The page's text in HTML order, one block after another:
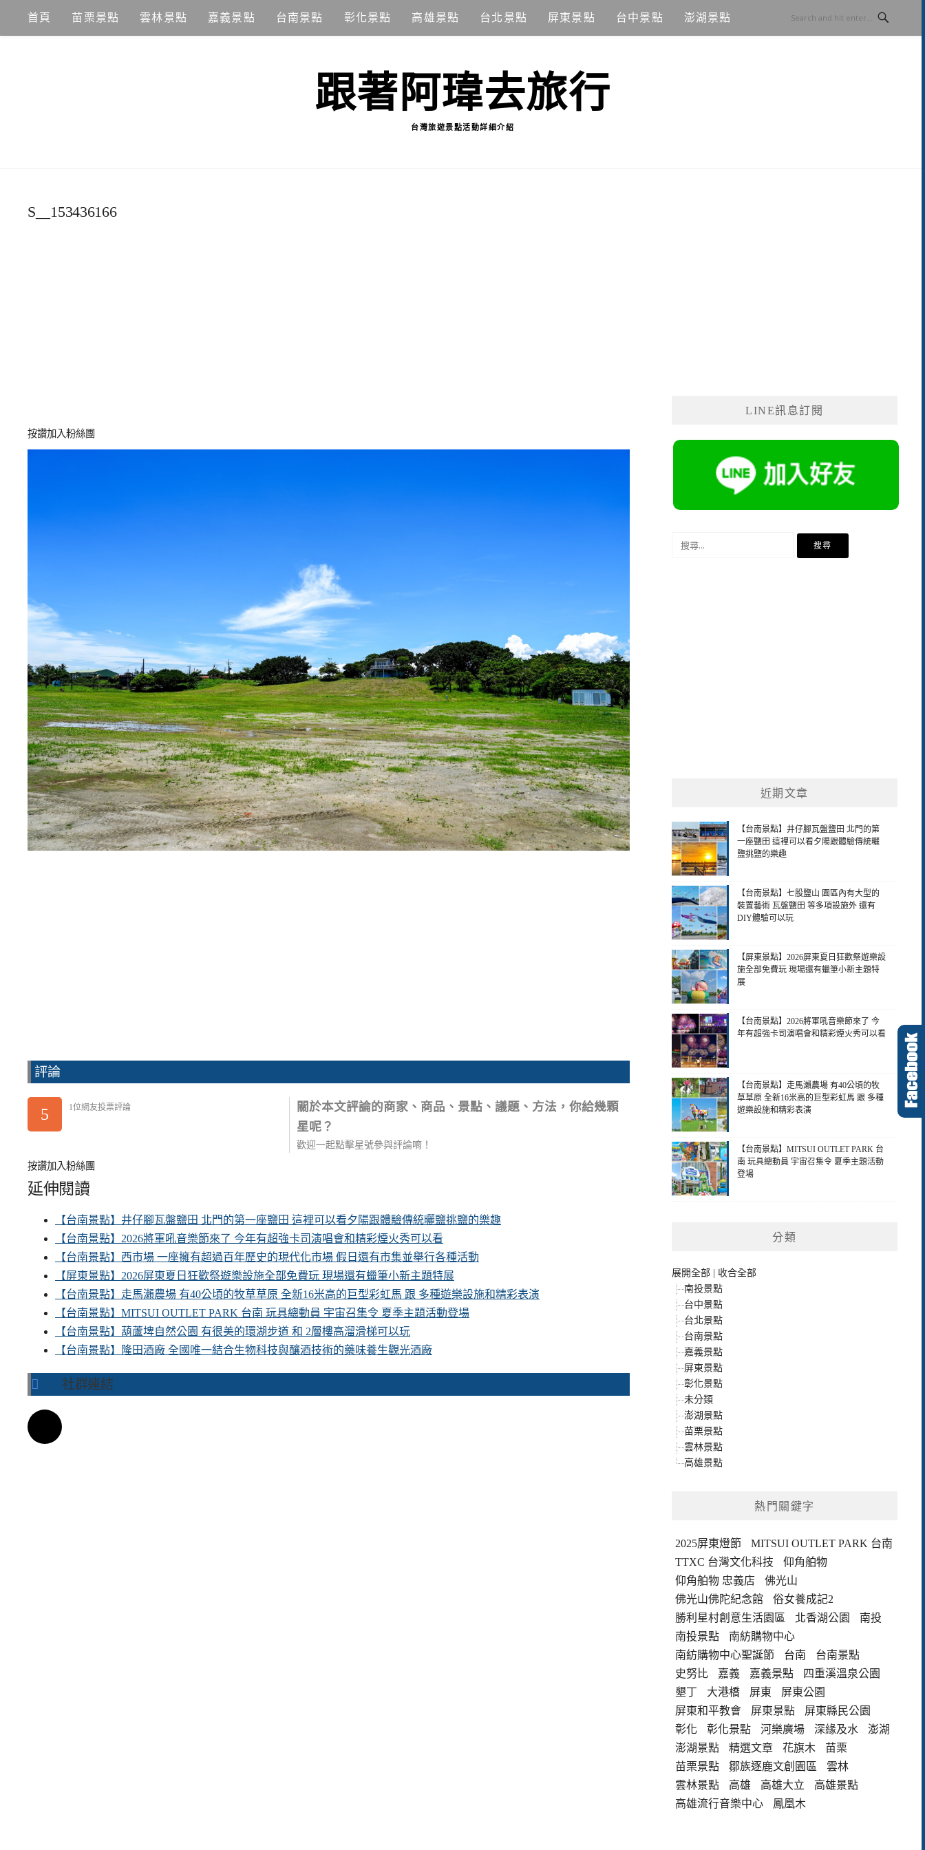
content
首頁 苗栗景點 雲林景點 嘉義景點 台南景點 彰化景點 高雄景點 台北景點 屏東景點 台中景點 澎湖景點
跟著阿瑋去旅行
台灣旅遊景點活動詳細介紹
S__153436166
按讚加入粉絲團
評論
5 1位網友投票評論
關於本文評論的商家、商品、景點、議題、方法，你給幾顆
星呢？
歡迎一起點擊星號參與評論唷！
按讚加入粉絲團
延伸閱讀
【台南景點】井仔腳瓦盤鹽田 北門的第一座鹽田 這裡可以看夕陽跟體驗傳統曬鹽挑鹽的樂趣
【台南景點】2026將軍吼音樂節來了 今年有超強卡司演唱會和精彩煙火秀可以看
【台南景點】西市場 一座擁有超過百年歷史的現代化市場 假日還有市集並舉行各種活動
【屏東景點】2026屏東夏日狂歡祭遊樂設施全部免費玩 現場還有蠟筆小新主題特展
【台南景點】走馬瀨農場 有40公頃的牧草草原 全新16米高的巨型彩虹馬 跟 多種遊樂設施和精彩表演
【台南景點】MITSUI OUTLET PARK 台南 玩具總動員 宇宙召集令 夏季主題活動登場
【台南景點】葫蘆埤自然公園 有很美的環湖步道 和 2層樓高溜滑梯可以玩
【台南景點】隆田酒廠 全國唯一結合生物科技與釀酒技術的藥味養生觀光酒廠
社群連結
LINE訊息訂閱
近期文章
【台南景點】井仔腳瓦盤鹽田 北門的第
一座鹽田 這裡可以看夕陽跟體驗傳統曬
鹽挑鹽的樂趣
【台南景點】七股鹽山 園區內有大型的
裝置藝術 瓦盤鹽田 等多項設施外 還有
DIY體驗可以玩
【屏東景點】2026屏東夏日狂歡祭遊樂設
施全部免費玩 現場還有蠟筆小新主題特
展
【台南景點】2026將軍吼音樂節來了 今
年有超強卡司演唱會和精彩煙火秀可以看
【台南景點】走馬瀨農場 有40公頃的牧
草草原 全新16米高的巨型彩虹馬 跟 多種
遊樂設施和精彩表演
【台南景點】MITSUI OUTLET PARK 台
南 玩具總動員 宇宙召集令 夏季主題活動
登場
分類
展開全部
收合全部
南投景點
台中景點
台北景點
台南景點
嘉義景點
屏東景點
彰化景點
未分類
澎湖景點
苗栗景點
雲林景點
高雄景點
熱門關鍵字
2025屏東燈節
MITSUI OUTLET PARK 台南
TTXC 台灣文化科技
仰角舶物
仰角舶物 忠義店
佛光山
佛光山佛陀紀念館
俗女養成記2
勝利星村創意生活園區
北香湖公園
南投
南投景點
南紡購物中心
南紡購物中心聖誕節
台南
台南景點
史努比
嘉義 嘉義景點
四重溪溫泉公園
墾丁
大港橋 屏東
屏東公園
屏東和平教會
屏東景點
屏東縣民公園
彰化
彰化景點 河樂廣場 深緣及水
澎湖
澎湖景點
精選文章 花旗木
苗栗
苗栗景點
鄒族逐鹿文創園區
雲林
雲林景點
高雄 高雄大立
高雄景點
高雄流行音樂中心
鳳凰木